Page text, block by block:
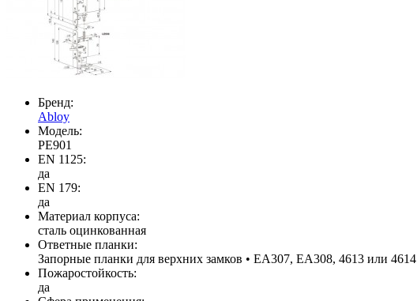
Бренд:
Abloy
Модель:
PE901
EN 1125:
да
EN 179:
да
Материал корпуса:
сталь оцинкованная
Ответные планки:
Запорные планки для верхних замков • EA307, EA308, 4613 или 4614
Пожаростойкость:
да